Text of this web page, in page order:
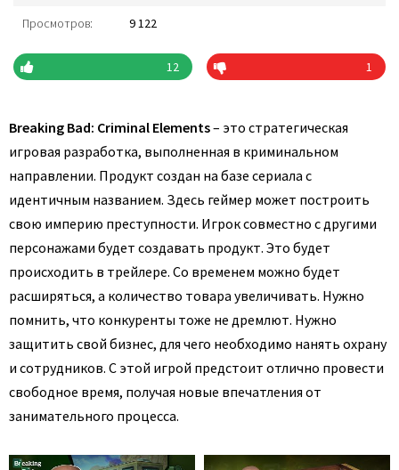
Просмотров: 9 122
12 1
Breaking Bad: Criminal Elements– это стратегическая
игровая разработка, выполненная в криминальном
направлении. Продукт создан на базе сериала с
идентичным названием. Здесь геймер может построить
свою империю преступности. Игрок совместно с другими
персонажами будет создавать продукт. Это будет
происходить в трейлере. Со временем можно будет
расширяться, а количество товара увеличивать. Нужно
помнить, что конкуренты тоже не дремлют. Нужно
защитить свой бизнес, для чего необходимо нанять охрану
и сотрудников. С этой игрой предстоит отлично провести
свободное время, получая новые впечатления от
занимательного процесса.